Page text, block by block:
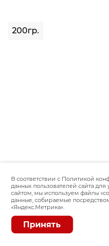
200гр.
В соответствии с Политикой
данных пользователей сайта
сайтом, мы используем файлы
данные, собираемые
«Яндекс.Метрика».
Принять